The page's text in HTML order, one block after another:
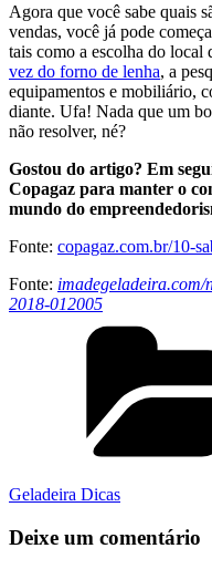
Agora que você sabe quais
vendas, você já pode
tais como a escolha do local
vez do forno de lenha, a
equipamentos e mobiliário,
diante. Ufa! Nada que um
não resolver, né?
Gostou do artigo? Em
Copagaz para manter o
mundo do
Fonte: copagaz.com.br/10-
Fonte: imadegeladeira.com/
2018-012005
Geladeira Dicas
Deixe um comentário